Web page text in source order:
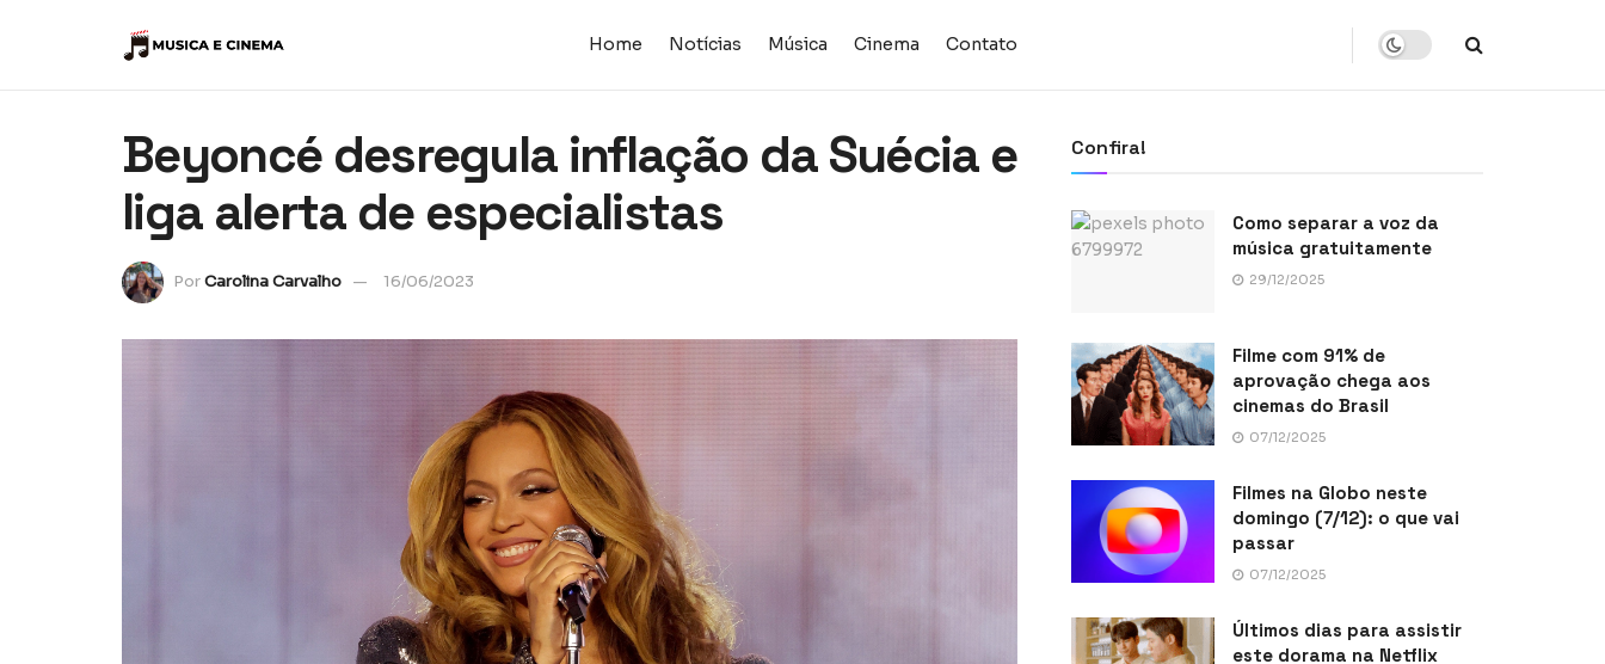
Home Notícias Música Cinema Contato
Beyoncé desregula inflação da Suécia e
liga alerta de especialistas
PorCarolina Carvalho 16/06/2023
Confira!
Como separar a voz da
música gratuitamente
29/12/2025
Filme com 91% de
aprovação chega aos
cinemas do Brasil
07/12/2025
Filmes na Globo neste
domingo (7/12): o que vai
passar
07/12/2025
Últimos dias para assistir
este dorama na Netflix